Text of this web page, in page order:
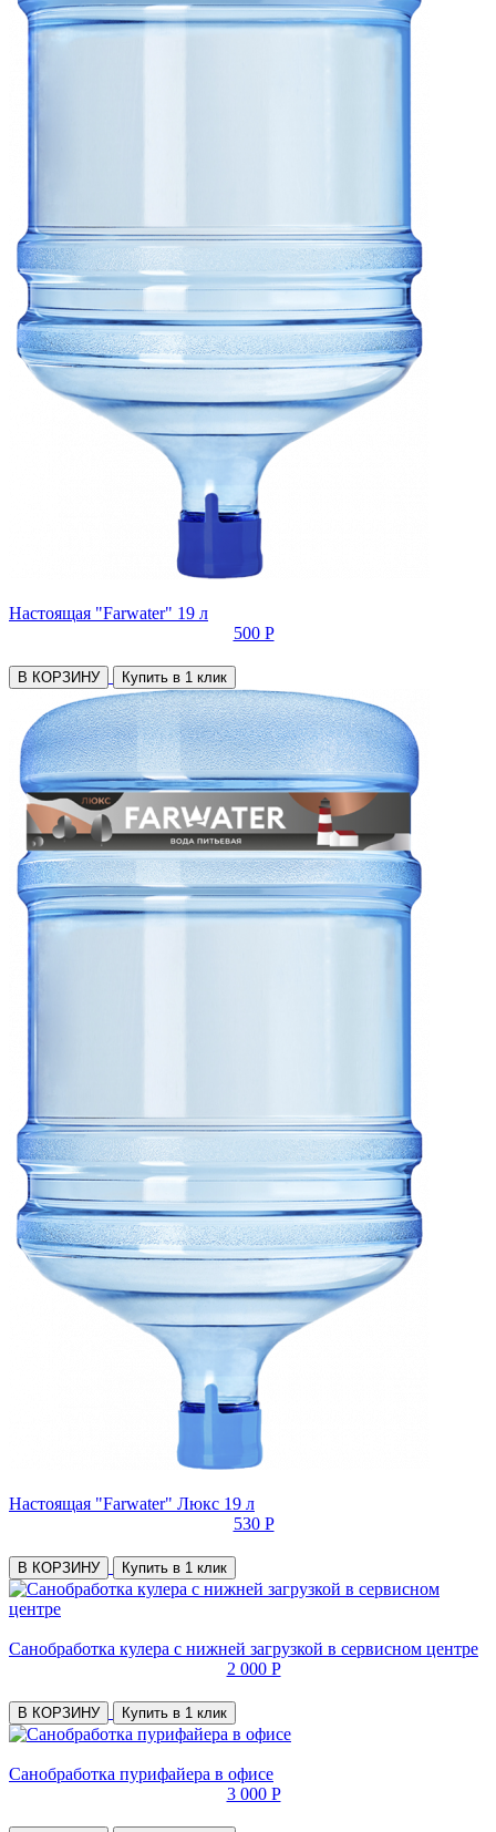
Настоящая "Farwater" 19 л
500 Р
В КОРЗИНУ Купить в 1 клик
Настоящая "Farwater" Люкс 19 л
530 Р
В КОРЗИНУ Купить в 1 клик
Санобработка кулера с нижней загрузкой в сервисном центре
2 000 Р
В КОРЗИНУ Купить в 1 клик
Санобработка пурифайера в офисе
3 000 Р